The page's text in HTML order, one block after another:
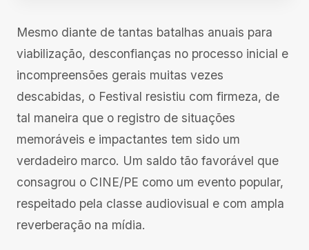
Mesmo diante de tantas batalhas anuais para
viabilização, desconfianças no processo inicial e
incompreensões gerais muitas vezes
descabidas, o Festival resistiu com firmeza, de
tal maneira que o registro de situações
memoráveis e impactantes tem sido um
verdadeiro marco. Um saldo tão favorável que
consagrou o CINE/PE como um evento popular,
respeitado pela classe audiovisual e com ampla
reverberação na mídia.